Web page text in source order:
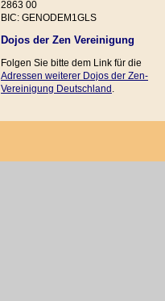
2863 00
BIC: GENODEM1GLS
Dojos der Zen Vereinigung
Folgen Sie bitte dem Link für die
Adressen weiterer Dojos der Zen-
Vereinigung Deutschland .